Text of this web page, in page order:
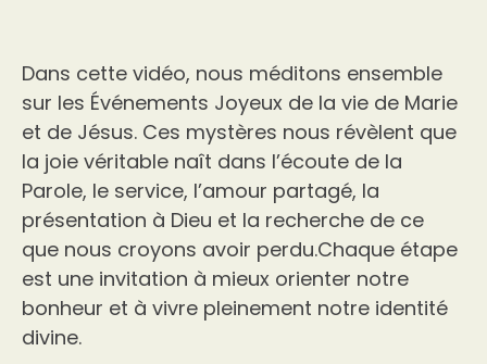
Dans cette vidéo, nous méditons ensemble
sur les Événements Joyeux de la vie de Marie
et de Jésus. Ces mystères nous révèlent que
la joie véritable naît dans l’écoute de la
Parole, le service, l’amour partagé, la
présentation à Dieu et la recherche de ce
que nous croyons avoir perdu.Chaque étape
est une invitation à mieux orienter notre
bonheur et à vivre pleinement notre identité
divine.